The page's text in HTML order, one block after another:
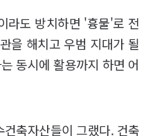
라도 방치하면 '흉물'로 전
을 해치고 우범 지대가 될
동시에 활용까지 하면 어
축자산들이 그랬다. 건축